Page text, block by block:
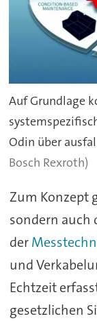
Auf Grundlage
Odin über
Bosch Rexroth)
Zum Konzept
sondern auch
der
und
Echtzeit
gesetzlichen